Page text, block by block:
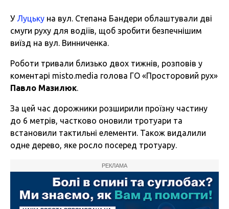
УЛуцьку на вул. Степана Бандери облаштували дві
смуги руху для водіїв, щоб зробити безпечнішим
виїзд на вул. Винниченка.
Роботи тривали близько двох тижнів, розповів у
коментарі misto.media голова ГО «Просторовий рух»
Павло Мазилюк.
За цей час дорожники розширили проїзну частину
до 6 метрів, частково оновили тротуари та
встановили тактильні елементи. Також видалили
одне дерево, яке росло посеред тротуару.
РЕКЛАМА